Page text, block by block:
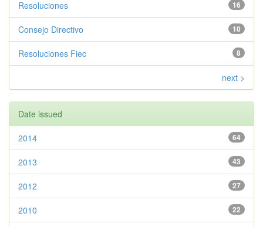
16
Resoluciones
10
Consejo Directivo
8
Resoluciones Fiec
next >
Date issued
64
2014
43
2013
27
2012
22
2010